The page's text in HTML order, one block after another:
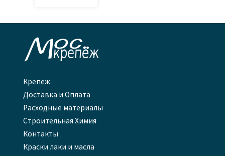

Крепеж
Доставка и Оплата
Расходные материалы
Строительная Химия
Контакты
Краски лаки и масла